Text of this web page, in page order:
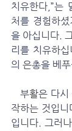
치유한다,”는
처를 경험하
을 아십니다.
리를 치유하
의 은총을 베
작하는 것입
입니다. 그러